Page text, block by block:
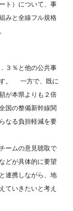
ト）について、事
みと全線フル規格
３％と他の公共事
す。 一方で、既に
が本県よりも２倍
国の整備新幹線関
なる負担軽減を要
ームの意見聴取で
どが具体的に要望
連携しながら、地
ていきたいと考え